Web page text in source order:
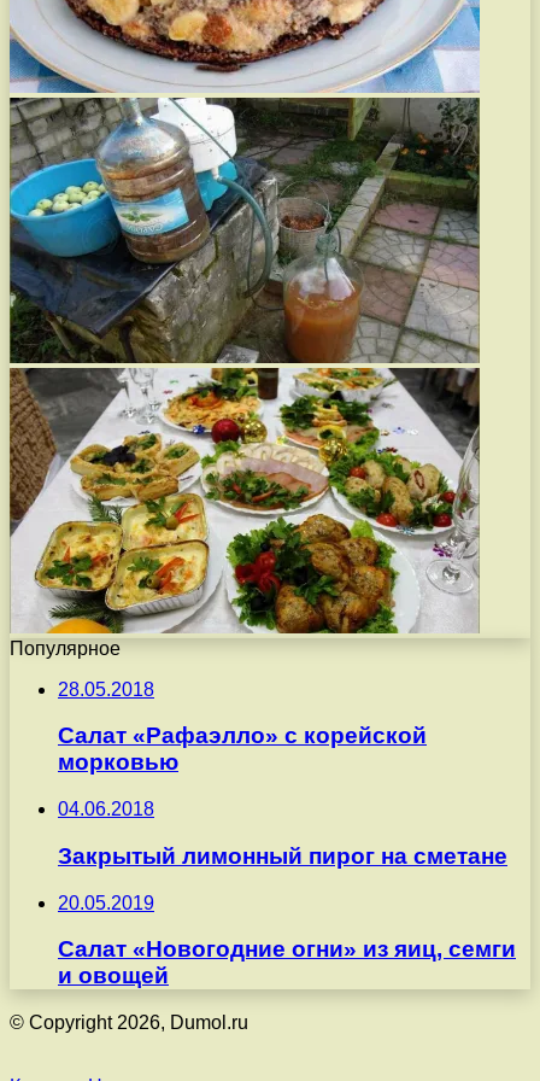
Популярное
28.05.2018
Салат «Рафаэлло» с корейской
морковью
04.06.2018
Закрытый лимонный пирог на сметане
20.05.2019
Салат «Новогодние огни» из яиц, семги
и овощей
© Copyright 2026, Dumol.ru